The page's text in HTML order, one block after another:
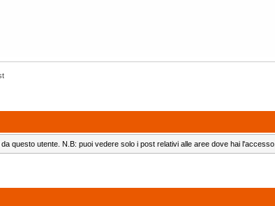
questo utente. N.B: puoi vedere solo i post relativi alle aree dove hai l'accesso.